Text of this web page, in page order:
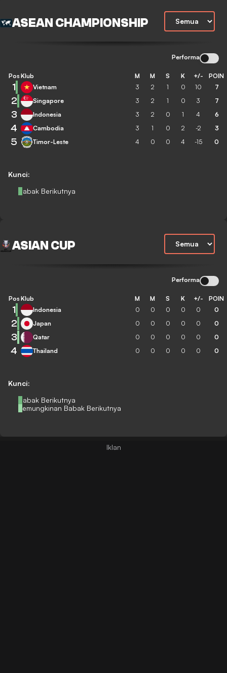
ASEAN CHAMPIONSHIP
Performa
Kunci:
Babak Berikutnya
Pos Klub M M S K +/- POIN
1 Vietnam 3 2 1 0 10 7
2 Singapore 3 2 1 0 3 7
3 Indonesia 3 2 0 1 4 6
4 Cambodia 3 1 0 2 -2 3
5 Timor-Leste 4 0 0 4 -15 0
ASIAN CUP
Performa
Kunci:
Babak Berikutnya
Kemungkinan Babak Berikutnya
Pos Klub M M S K +/- POIN
1 Indonesia 0 0 0 0 0 0
2 Japan 0 0 0 0 0 0
3 Qatar 0 0 0 0 0 0
4 Thailand 0 0 0 0 0 0